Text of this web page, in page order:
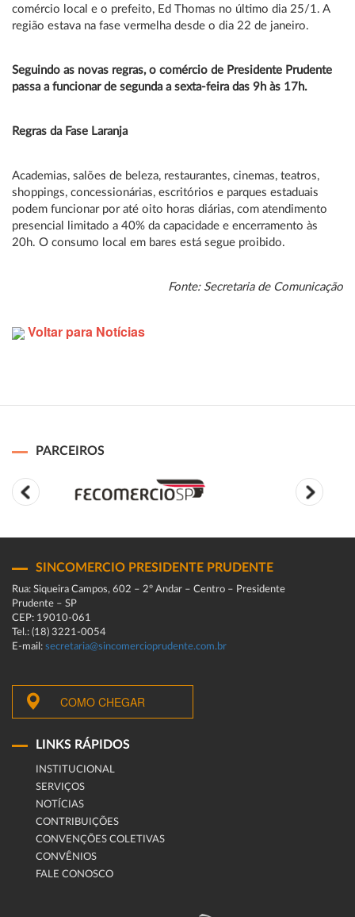
comércio local e o prefeito, Ed Thomas no último dia 25/1. A
região estava na fase vermelha desde o dia 22 de janeiro.
Seguindo as novas regras, o comércio de Presidente Prudente
passa a funcionar de segunda a sexta-feira das 9h às 17h.
Regras da Fase Laranja
Academias, salões de beleza, restaurantes, cinemas, teatros,
shoppings, concessionárias, escritórios e parques estaduais
podem funcionar por até oito horas diárias, com atendimento
presencial limitado a 40% da capacidade e encerramento às
20h. O consumo local em bares está segue proibido.
Fonte: Secretaria de Comunicação
Voltar para Notícias
PARCEIROS
SINCOMERCIO PRESIDENTE PRUDENTE
Rua: Siqueira Campos, 602 – 2º Andar – Centro – Presidente
Prudente – SP
CEP: 19010-061
Tel.: (18) 3221-0054
E-mail: secretaria@sincomercioprudente.com.br
COMO CHEGAR
LINKS RÁPIDOS
INSTITUCIONAL
SERVIÇOS
NOTÍCIAS
CONTRIBUIÇÕES
CONVENÇÕES COLETIVAS
CONVÊNIOS
FALE CONOSCO